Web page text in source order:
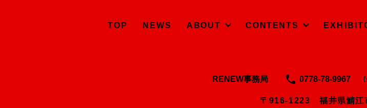
TOP NEWS ABOUT CONTENTS
RENEW事務局 0778-78-9967
〒916-1223 福井県鯖江